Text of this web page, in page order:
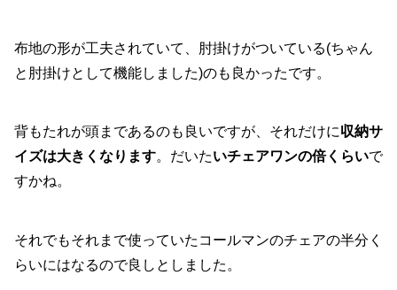
布地の形が工夫されていて、肘掛けがついている(ちゃん
と肘掛けとして機能しました)のも良かったです。
背もたれが頭まであるのも良いですが、それだけに収納サ
イズは大きくなります。だいたいチェアワンの倍くらいで
すかね。
それでもそれまで使っていたコールマンのチェアの半分く
らいにはなるので良しとしました。